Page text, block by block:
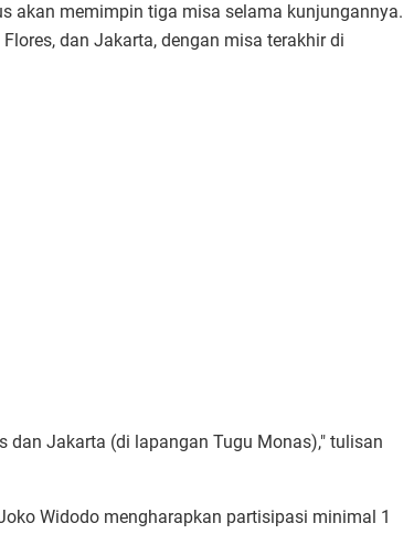
akan memimpin tiga misa selama kunjungannya.
dan Jakarta, dengan misa terakhir di
dan Jakarta (di lapangan Tugu Monas)," tulisan
Widodo mengharapkan partisipasi minimal 1